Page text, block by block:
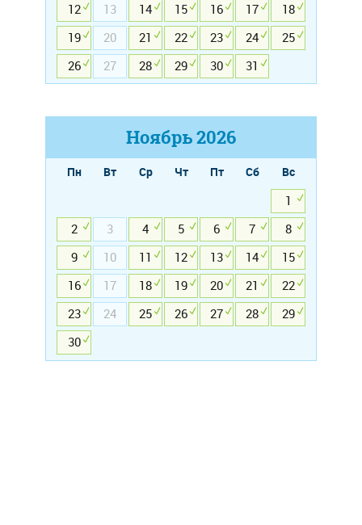
12
13 14 15 16 17
18
19
20 21 22 23 24
25
26
27 28 29 30 31
Ноябрь2026
Пн Вт Ср Чт Пт Сб
Вс
1
2
3 4 5 6 7
8
9
10 11 12 13 14
15
16
17 18 19 20 21
22
23
24 25 26 27 28
29
30